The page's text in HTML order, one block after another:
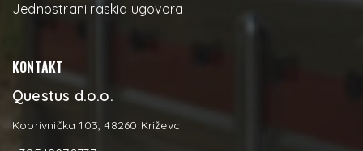
Jednostrani raskid ugovora
KONTAKT
Questus d.o.o.
Koprivnička 103, 48260 Križevci